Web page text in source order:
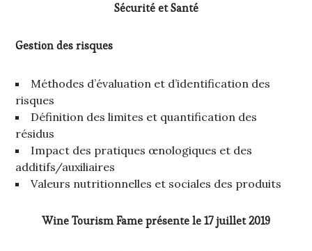
Sécurité et Santé
Gestion des risques
Méthodes d’évaluation et d’identification des
risques
Définition des limites et quantification des
résidus
Impact des pratiques œnologiques et des
additifs/auxiliaires
Valeurs nutritionnelles et sociales des produits
Wine Tourism Fame présente le 17 juillet 2019